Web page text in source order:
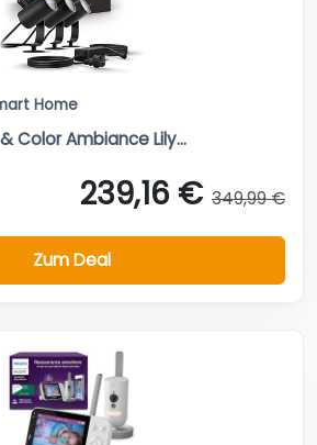
Home
Color Ambiance Lily...
239,16 € 349,99 €
Zum Deal